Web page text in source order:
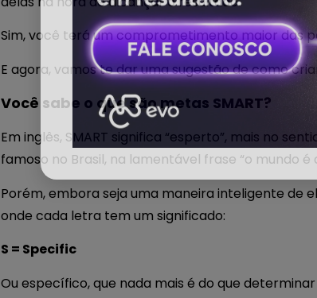
Sim, você terá um comprometimento maior das
E agora, vamos te dar uma sugestão de como
Você sabe o que são metas SMART?
Em inglês, SMART significa “esperto”, mais no
famoso no Brasil, na lamentável frase “o mundo é
Porém, embora seja uma maneira inteligente de
onde cada letra tem um significado:
S = Specific
Ou específico, que nada mais é do que